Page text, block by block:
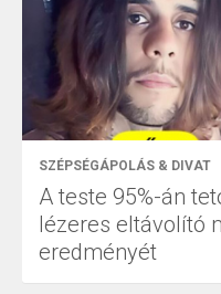
SZÉPSÉGÁPOLÁS & DIVAT
A teste 95%-án
lézeres eltávolító
eredményét